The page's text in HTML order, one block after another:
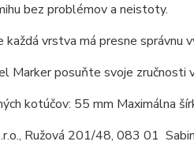
bez problémov a neistoty.
každá vrstva má presne
Marker posuňte svoje zručnosti
kotúčov: 55 mm Maximálna
Ružová 201/48, 083 01